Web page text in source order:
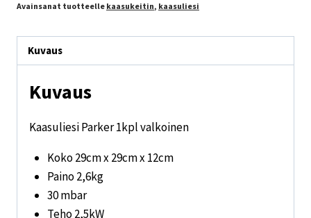
Avainsanat tuotteelle kaasukeitin, kaasuliesi
Kuvaus
Kuvaus
Kaasuliesi Parker 1kpl valkoinen
Koko 29cm x 29cm x 12cm
Paino 2,6kg
30 mbar
Teho 2,5kW